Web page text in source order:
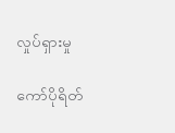
လှုပ်ရှားမှု
ကော်ပိုရိတ်